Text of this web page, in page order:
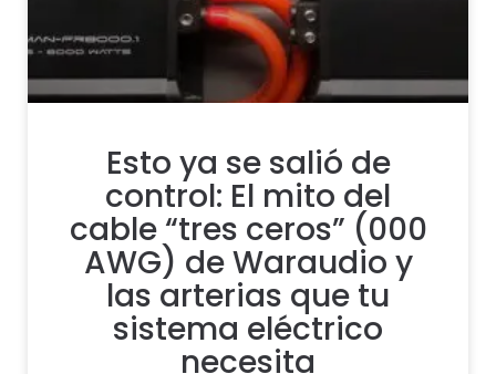
Esto ya se salió de
control: El mito del
cable “tres ceros” (000
AWG) de Waraudio y
las arterias que tu
sistema eléctrico
necesita